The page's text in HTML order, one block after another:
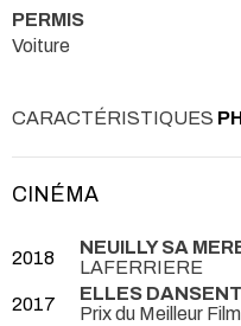
PERMIS
Voiture
CARACTÉRISTIQUES
CINÉMA
2018 NEUILLY SA
LAFERRIERE
2017
ELLES DANSENT
Prix du Meilleur